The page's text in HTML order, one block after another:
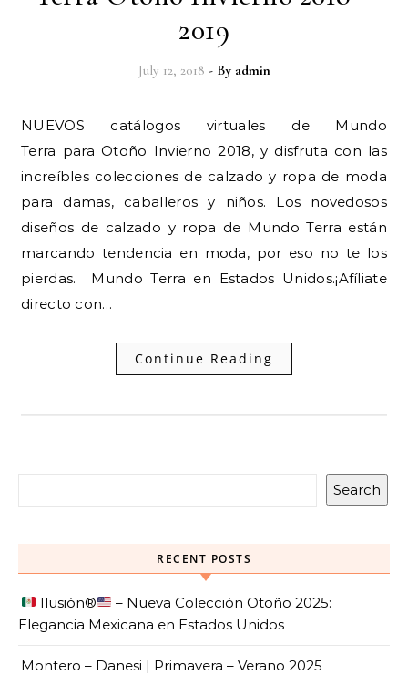
2019
July 12, 2018 - By admin
NUEVOS catálogos virtuales de Mundo
Terra para Otoño Invierno 2018, y disfruta con las
increíbles colecciones de calzado y ropa de moda
para damas, caballeros y niños. Los novedosos
diseños de calzado y ropa de Mundo Terra están
marcando tendencia en moda, por eso no te los
pierdas. Mundo Terra en Estados Unidos.¡Afíliate
directo con…
Continue Reading
Search
RECENT POSTS
Ilusión®️
– Nueva Colección Otoño 2025:
Elegancia Mexicana en Estados Unidos
Montero – Danesi | Primavera – Verano 2025